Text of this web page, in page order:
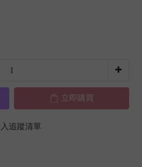
立即購買
追蹤清單